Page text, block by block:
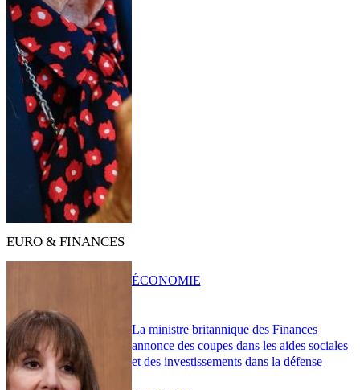
EURO & FINANCES
La ministre britannique des Finances
annonce des coupes dans les aides sociales
et des investissements dans la défense
ÉCONOMIE